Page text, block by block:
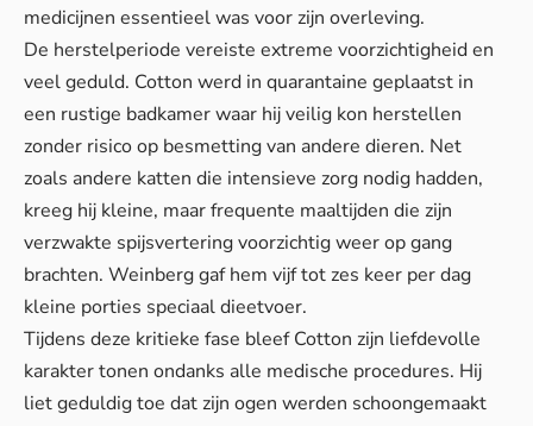
medicijnen essentieel was voor zijn overleving.
De herstelperiode vereiste extreme voorzichtigheid en
veel geduld. Cotton werd in quarantaine geplaatst in
een rustige badkamer waar hij veilig kon herstellen
zonder risico op besmetting van andere dieren. Net
zoals andere katten die intensieve zorg nodig hadden,
kreeg hij kleine, maar frequente maaltijden die zijn
verzwakte spijsvertering voorzichtig weer op gang
brachten. Weinberg gaf hem vijf tot zes keer per dag
kleine porties speciaal dieetvoer.
Tijdens deze kritieke fase bleef Cotton zijn liefdevolle
karakter tonen ondanks alle medische procedures. Hij
liet geduldig toe dat zijn ogen werden schoongemaakt